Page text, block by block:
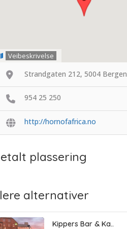
Veibeskrivelse
Strandgaten 212, 5004 Bergen
954 25 250
http://hornofafrica.no
plassering
alternativer
Kippers Bar & Ka..